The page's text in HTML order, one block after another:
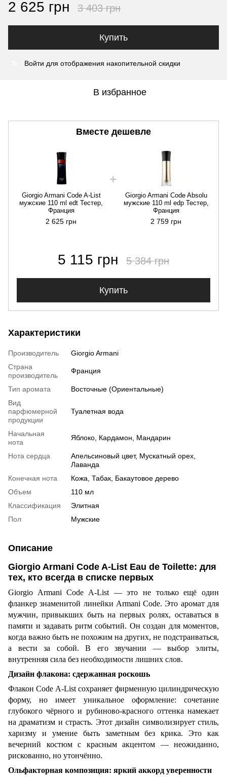
2 625 грн 3 403 грн
Купить
Войти для отображения накопительной скидки
В избранное
Вместе дешевле
Giorgio Armani Code A-List
мужские 110 ml edt Тестер,
Франция
2 625 грн
Giorgio Armani Code Absolu
мужские 110 ml edp Тестер,
Франция
2 759 грн
5 115 грн 5 384 грн
Купить
Характеристики
Производитель
Giorgio Armani
Страна
производитель
Франция
Тип аромата
Восточные (Ориентальные)
Вид
парфюмерной
продукции
Туалетная вода
Начальная
нота
Яблоко, Кардамон, Мандарин
Нота сердца
Апельсиновый цвет, Мускатный орех,
Лаванда
Конечная нота
Кожа, Табак, Бакаутовое дерево
Объем
110 мл
Классификация
Элитная
Пол
Мужские
Описание
Giorgio Armani Code A-List Eau de Toilette: для
тех, кто всегда в списке первых
Giorgio Armani Code A-List — это не только ещё один
фланкер знаменитой линейки Armani Code. Это аромат для
мужчин, привыкших быть на первых ролях, оставаться в
памяти и задавать ритм событий. Он создан для моментов,
когда важно быть не похожим на других, не подстраиваться,
а вести за собой. В его звучании — выбор элиты,
внутренняя сила без необходимости лишних слов.
Дизайн флакона: сдержанная роскошь
Флакон Code A-List сохраняет фирменную цилиндрическую
форму, но имеет уникальное оформление: сочетание
глубокого чёрного и рубиново-красного оттенка намекает
на драматизм и страсть. Этот дизайн символизирует стиль,
харизму и умение быть заметным без крика. Это как
вечерний костюм с красным акцентом — неожиданно,
рискованно, но утончённо.
Ольфакторная композиция: яркий аккорд уверенности